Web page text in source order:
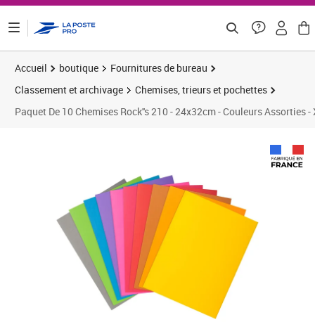
Accueil boutique
Fournitures de bureau
Classement et archivage
Chemises, trieurs et pochettes
Paquet De 10 Chemises Rock''s 210 - 24x32cm - Couleurs Assorties